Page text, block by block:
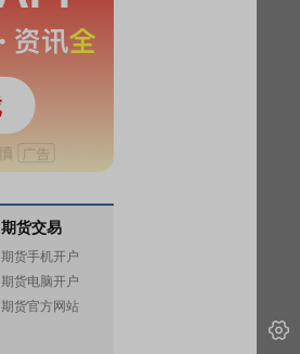
期货交易
期货手机开户
期货电脑开户
期货官方网站